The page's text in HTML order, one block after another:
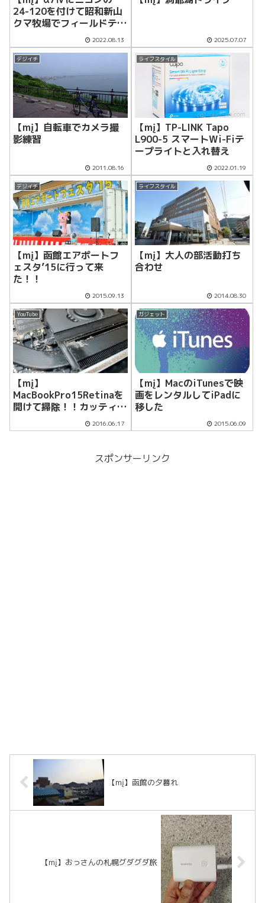
24-120を付けて昭和新山
クマ牧場でフィールドテス
2022.08.13 2025.07.07
デジイチ
【mį】自転車でカメラ撮
影練習
2011.08.16
ライフスタイル
【mį】TP-LINK Tapo
L900-5 スマートWi-Fiテ
ープライトと入れ替え
2022.01.19
デジイチ
【mį】函館エアポートフ
ェスタ’15に行って来
た！！
2015.09.13
ライフスタイル
【mį】大人の部活動打ち
合わせ
2014.08.30
YouTube
【mį】
MacBookPro15Retinaを
開けて掃除！！カッティン
グシートでイメチェンした
♬
2016.06.17
ガジェット
【mį】MacのiTunesで映
画をレンタルしてiPadに
移した
2015.06.09
スポンサーリンク
【mį】函館の夕暮れ
【mį】おっさんの札幌グダグダ旅